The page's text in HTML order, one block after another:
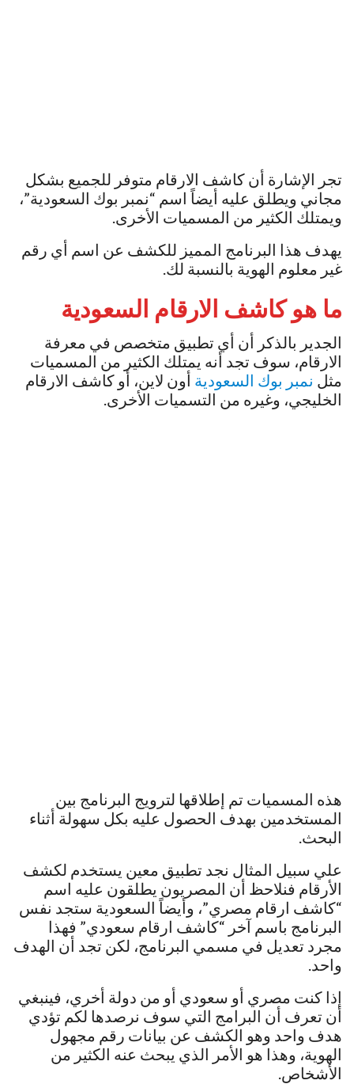
تجر الإشارة أن كاشف الارقام متوفر للجميع بشكل
مجاني ويطلق عليه أيضاً اسم “نمبر بوك السعودية”،
ويمتلك الكثير من المسميات الأخرى.
يهدف هذا البرنامج المميز للكشف عن اسم أي رقم
غير معلوم الهوية بالنسبة لك.
ما هو كاشف الارقام السعودية
الجدير بالذكر أن أي تطبيق متخصص في معرفة
الارقام، سوف تجد أنه يمتلك الكثير من المسميات
مثل نمبر بوك السعودية أون لاين، أو كاشف الارقام
الخليجي، وغيره من التسميات الأخرى.
هذه المسميات تم إطلاقها لترويج البرنامج بين
المستخدمين بهدف الحصول عليه بكل سهولة أثناء
البحث.
علي سبيل المثال نجد تطبيق معين يستخدم لكشف
الأرقام فنلاحظ أن المصريون يطلقون عليه اسم
“كاشف ارقام مصري”، وأيضاً السعودية ستجد نفس
البرنامج باسم آخر “كاشف ارقام سعودي” فهذا
مجرد تعديل في مسمي البرنامج، لكن تجد أن الهدف
واحد.
إذا كنت مصري أو سعودي أو من دولة أخري، فينبغي
أن تعرف أن البرامج التي سوف نرصدها لكم تؤدي
هدف واحد وهو الكشف عن بيانات رقم مجهول
الهوية، وهذا هو الأمر الذي يبحث عنه الكثير من
الأشخاص.